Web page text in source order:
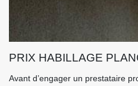
PRIX HABILLAGE
Avant d’engager un prestataire